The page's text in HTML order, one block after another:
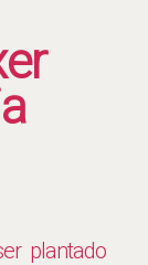
plantado